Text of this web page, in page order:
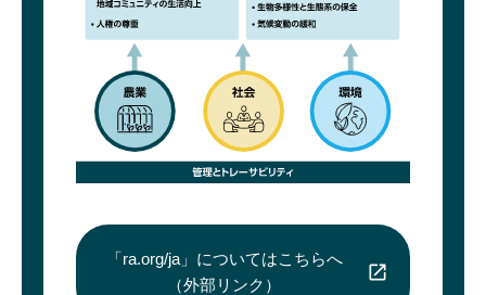
「ra.org/ja」についてはこちらへ
（外部リンク）